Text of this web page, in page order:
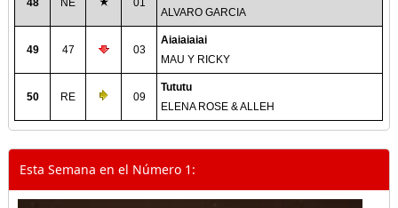
48 NE 01
ALVARO GARCIA
49 47 03
Aiaiaiaiai
MAU Y RICKY
50 RE 09
Tututu
ELENA ROSE & ALLEH
Esta Semana en el Número 1: